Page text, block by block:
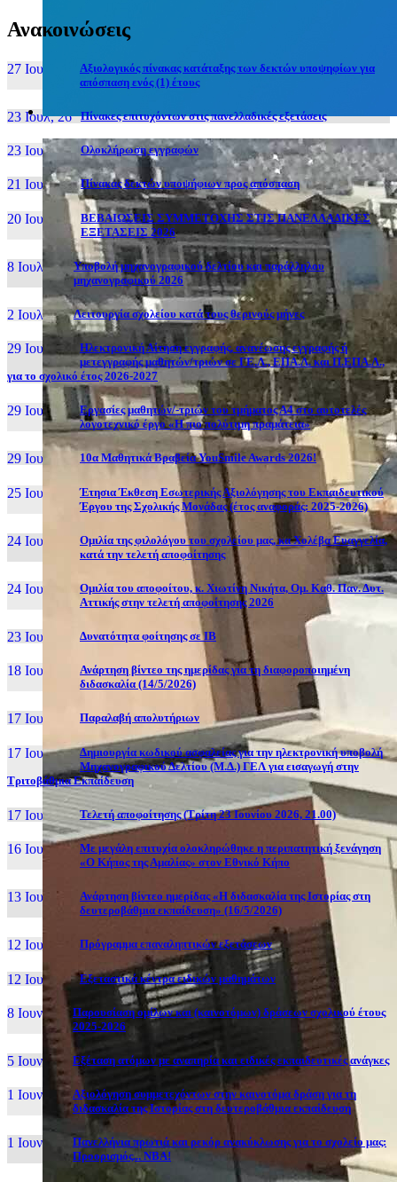
Ανακοινώσεις
27 Ιουν, 26
Αξιολογικός πίνακας κατάταξης των δεκτών υποψηφίων για
απόσπαση ενός (1) έτους
23 Ιουλ, 26 Πίνακες επιτυχόντων στις πανελλαδικές εξετάσεις
23 Ιουλ, 26 Ολοκλήρωση εγγραφών
21 Ιουλ, 26 Πίνακας δεκτών υποψήφιων προς απόσπαση
20 Ιουλ, 26
ΒΕΒΑΙΩΣΕΙΣ ΣΥΜΜΕΤΟΧΗΣ ΣΤΙΣ ΠΑΝΕΛΛΑΔΙΚΕΣ
ΕΞΕΤΑΣΕΙΣ 2026
8 Ιουλ, 26
Υποβολή μηχανογραφικού δελτίου και παράλληλου
μηχανογραφικού 2026
2 Ιουλ, 26 Λειτουργία σχολείου κατά τους θερινούς μήνες
29 Ιουν, 26
Ηλεκτρονική Αίτηση εγγραφής, ανανέωσης εγγραφής ή
μετεγγραφής μαθητών/τριών σε ΓΕ.Λ., ΕΠΑ.Λ. και Π.ΕΠΑ.Λ.,
για το σχολικό έτος 2026-2027
29 Ιουν, 26
Εργασίες μαθητών/-τριών του τμήματος Α4 στο αυτοτελές
λογοτεχνικό έργο «Η πιο πολύτιμη πραμάτεια»
29 Ιουν, 26 10α Μαθητικά Βραβεία YouSmile Awards 2026!
25 Ιουν, 26
Έτησια Έκθεση Εσωτερικής Αξιολόγησης του Εκπαιδευτικού
Έργου της Σχολικής Μονάδας (έτος αναφοράς: 2025-2026)
24 Ιουν, 26
Ομιλία της φιλολόγου του σχολείου μας, κα Χολέβα Ευαγγελία,
κατά την τελετή αποφοίτησης
24 Ιουν, 26
Ομιλία του αποφοίτου, κ. Χιωτίνη Νικήτα, Ομ. Καθ. Παν. Δυτ.
Αττικής στην τελετή αποφοίτησης 2026
23 Ιουν, 26 Δυνατότητα φοίτησης σε ΙΒ
18 Ιουν, 26
Ανάρτηση βίντεο της ημερίδας για τη διαφοροποιημένη
διδασκαλία (14/5/2026)
17 Ιουν, 26 Παραλαβή απολυτήριων
17 Ιουν, 26
Δημιουργία κωδικού ασφαλείας για την ηλεκτρονική υποβολή
Μηχανογραφικού Δελτίου (Μ.Δ.) ΓΕΛ για εισαγωγή στην
Τριτοβάθμια Εκπαίδευση
17 Ιουν, 26 Τελετή αποφοίτησης (Τρίτη 23 Ιουνίου 2026, 21.00)
16 Ιουν, 26
Με μεγάλη επιτυχία ολοκληρώθηκε η περιπατητική ξενάγηση
«Ο Κήπος της Αμαλίας» στον Εθνικό Κήπο
13 Ιουν, 26
Ανάρτηση βίντεο ημερίδας «Η διδασκαλία της Ιστορίας στη
δευτεροβάθμια εκπαίδευση» (16/5/2026)
12 Ιουν, 26 Πρόγραμμα επαναληπτικών εξετάσεων
12 Ιουν, 26 Εξεταστικά κέντρα ειδικών μαθημάτων
8 Ιουν, 26
Παρουσίαση ομίλων και (καινοτόμων) δράσεων σχολικού έτους
2025-2026
5 Ιουν, 26 Εξέταση ατόμων με αναπηρία και ειδικές εκπαιδευτικές ανάγκες
1 Ιουν, 26
Αξιολόγηση συμμετεχόντων στην καινοτόμα δράση για τη
διδασκαλία της Ιστορίας στη δευτεροβάθμια εκπαίδευση
1 Ιουν, 26
Πανελλήνια πρωτιά και ρεκόρ ανακύκλωσης για το σχολείο μας:
Προορισμός... NBA!